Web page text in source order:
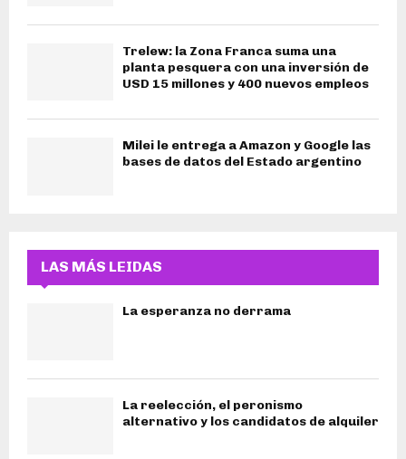
Trelew: la Zona Franca suma una
planta pesquera con una inversión de
USD 15 millones y 400 nuevos empleos
Milei le entrega a Amazon y Google las
bases de datos del Estado argentino
LAS MÁS LEIDAS
La esperanza no derrama
La reelección, el peronismo
alternativo y los candidatos de alquiler